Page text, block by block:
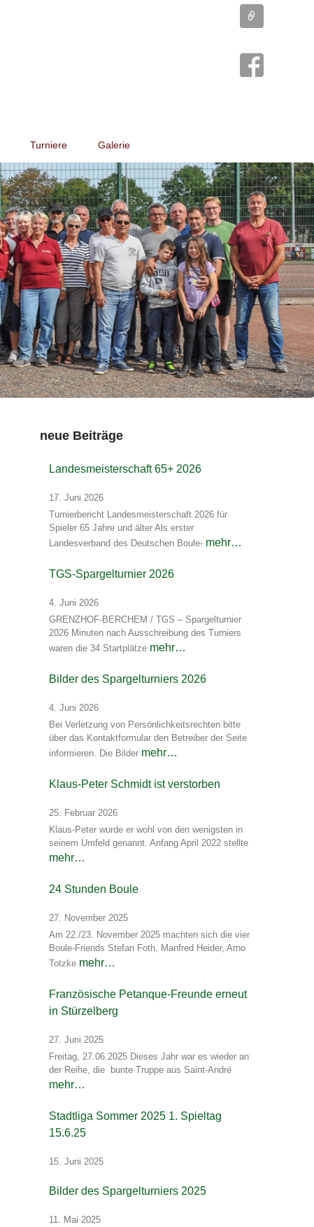
Turniere Galerie
neue Beiträge
Landesmeisterschaft 65+ 2026
17. Juni 2026
Turnierbericht Landesmeisterschaft 2026 für
Spieler 65 Jahre und älter Als erster
Landesverband des Deutschen Boule- mehr…
TGS-Spargelturnier 2026
4. Juni 2026
GRENZHOF-BERCHEM / TGS – Spargelturnier
2026 Minuten nach Ausschreibung des Turniers
waren die 34 Startplätze mehr…
Bilder des Spargelturniers 2026
4. Juni 2026
Bei Verletzung von Persönlichkeitsrechten bitte
über das Kontaktformular den Betreiber der Seite
informieren. Die Bilder mehr…
Klaus-Peter Schmidt ist verstorben
25. Februar 2026
Klaus-Peter wurde er wohl von den wenigsten in
seinem Umfeld genannt. Anfang April 2022 stellte
mehr…
24 Stunden Boule
27. November 2025
Am 22./23. November 2025 machten sich die vier
Boule-Friends Stefan Foth, Manfred Heider, Arno
Totzke mehr…
Französische Petanque-Freunde erneut
in Stürzelberg
27. Juni 2025
Freitag, 27.06.2025 Dieses Jahr war es wieder an
der Reihe, die bunte Truppe aus Saint-André
mehr…
Stadtliga Sommer 2025 1. Spieltag
15.6.25
15. Juni 2025
Bilder des Spargelturniers 2025
11. Mai 2025